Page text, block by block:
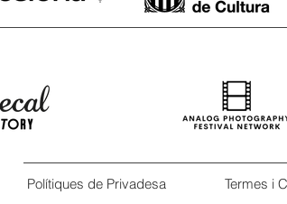
Polítiques de Privadesa Termes i